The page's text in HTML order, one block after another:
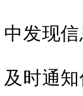
中发现
及时通